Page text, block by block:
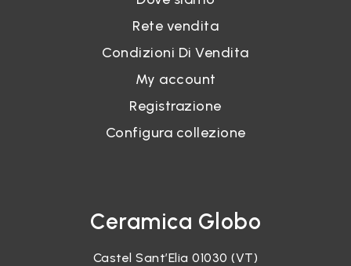
Rete vendita
Condizioni Di Vendita
My account
Registrazione
Configura collezione
Ceramica Globo
Castel Sant’Elia 01030 (VT)